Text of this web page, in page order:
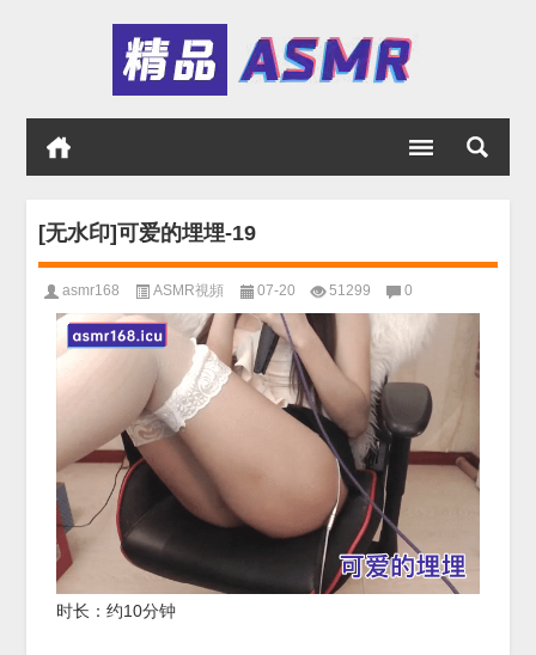
[无水印]可爱的埋埋-19
asmr168 ASMR視頻 07-20 51299 0
时长：约10分钟